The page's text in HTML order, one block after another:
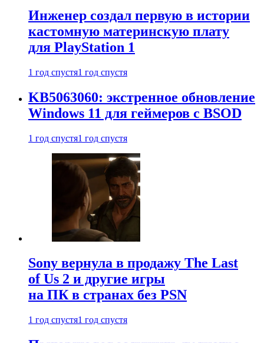
Инженер создал первую в истории
кастомную материнскую плату
для PlayStation 1
1 год спустя1 год спустя
KB5063060: экстренное обновление
Windows 11 для геймеров с BSOD
1 год спустя1 год спустя
Sony вернула в продажу The Last
of Us 2 и другие игры
на ПК в странах без PSN
1 год спустя1 год спустя